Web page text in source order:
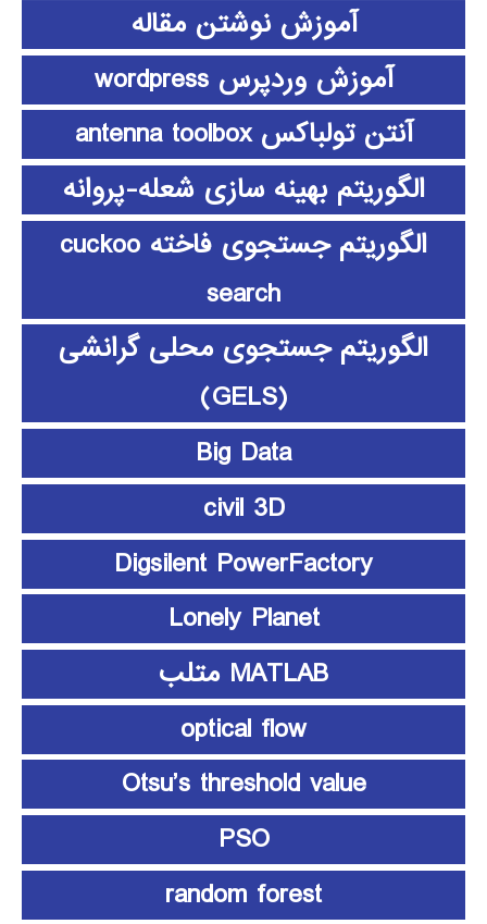
آموزش نوشتن مقاله
آموزش وردپرس wordpress
آنتن تولباکس antenna toolbox
الگوریتم بهینه سازی شعله-پروانه
الگوریتم جستجوی فاخته cuckoo
search
الگوریتم جستجوی محلی گرانشی
(GELS)
Big Data
civil 3D
Digsilent PowerFactory
Lonely Planet
MATLAB متلب
optical flow
Otsu’s threshold value
PSO
random forest